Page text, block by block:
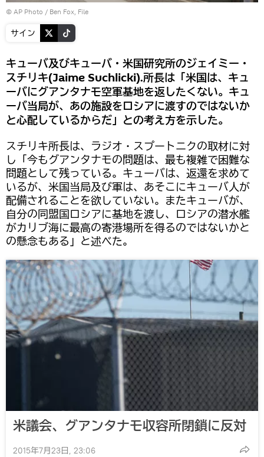
© AP Photo / Ben Fox, File
サイン
キューバ及びキューバ・米国研究所のジェイミー・
スチリキ(Jaime Suchlicki).所長は「米国は、キュ
ーバにグアンタナモ空軍基地を返したくない。キュ
ーバ当局が、あの施設をロシアに渡すのではないか
と心配しているからだ」との考え方を示した。
スチリキ所長は、ラジオ・スプートニクの取材に対
し「今もグアンタナモの問題は、最も複雑で困難な
問題として残っている。キューバは、返還を求めて
いるが、米国当局及び軍は、あそこにキューバ人が
配備されることを欲していない。またキューバが、
自分の同盟国ロシアに基地を渡し、ロシアの潜水艦
がカリブ海に最高の寄港場所を得るのではないかと
の懸念もある」と述べた。
米議会、グアンタナモ収容所閉鎖に反対
2015年7月23日, 23:06